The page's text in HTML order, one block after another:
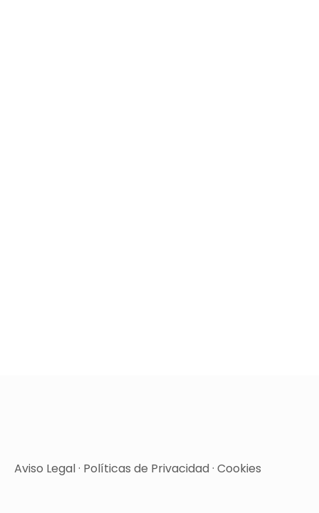
Aviso Legal· Políticas de Privacidad· Cookies